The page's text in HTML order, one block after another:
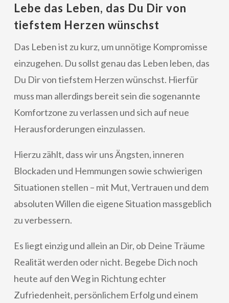
Lebe das Leben, das Du Dir von
tiefstem Herzen wünschst
Das Leben ist zu kurz, um unnötige Kompromisse
einzugehen. Du sollst genau das Leben leben, das
Du Dir von tiefstem Herzen wünschst. Hierfür
muss man allerdings bereit sein die sogenannte
Komfortzone zu verlassen und sich auf neue
Herausforderungen einzulassen.
Hierzu zählt, dass wir uns Ängsten, inneren
Blockaden und Hemmungen sowie schwierigen
Situationen stellen – mit Mut, Vertrauen und dem
absoluten Willen die eigene Situation massgeblich
zu verbessern.
Es liegt einzig und allein an Dir, ob Deine Träume
Realität werden oder nicht. Begebe Dich noch
heute auf den Weg in Richtung echter
Zufriedenheit, persönlichem Erfolg und einem